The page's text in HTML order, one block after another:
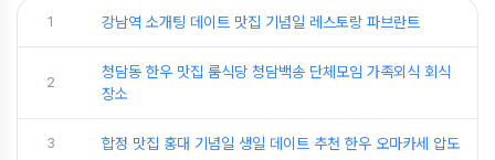
1 강남역 소개팅 데이트 맛집 기념일 레스토랑 파브란트
2
청담동 한우 맛집 룸식당 청담백송 단체모임 가족외식 회식
장소
3 합정 맛집 홍대 기념일 생일 데이트 추천 한우 오마카세 압도